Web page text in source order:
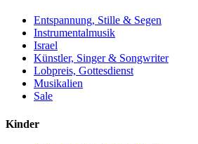
Entspannung, Stille & Segen
Instrumentalmusik
Israel
Künstler, Singer & Songwriter
Lobpreis, Gottesdienst
Musikalien
Sale
Kinder